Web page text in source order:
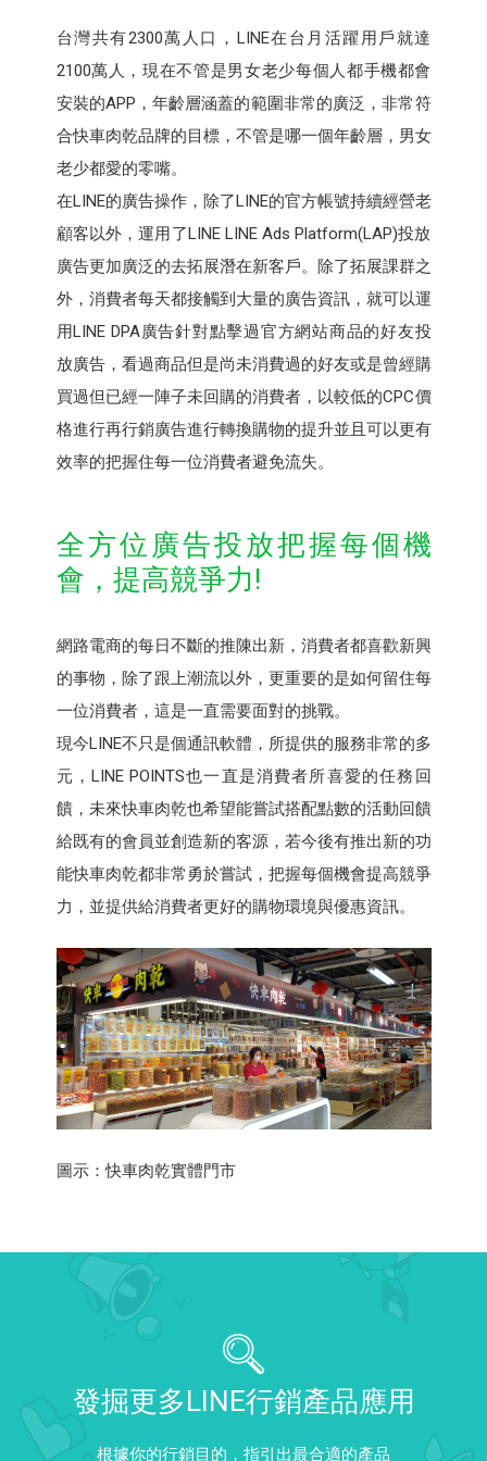
台灣共有2300萬人口，LINE在台月活躍用戶就達
2100萬人，現在不管是男女老少每個人都手機都會
安裝的APP，年齡層涵蓋的範圍非常的廣泛，非常符
合快車肉乾品牌的目標，不管是哪一個年齡層，男女
老少都愛的零嘴。
在LINE的廣告操作，除了LINE的官方帳號持續經營老
顧客以外，運用了LINE LINE Ads Platform(LAP)投放
廣告更加廣泛的去拓展潛在新客戶。除了拓展課群之
外，消費者每天都接觸到大量的廣告資訊，就可以運
用LINE DPA廣告針對點擊過官方網站商品的好友投
放廣告，看過商品但是尚未消費過的好友或是曾經購
買過但已經一陣子未回購的消費者，以較低的CPC價
格進行再行銷廣告進行轉換購物的提升並且可以更有
效率的把握住每一位消費者避免流失。
全方位廣告投放把握每個機
會，提高競爭力!
網路電商的每日不斷的推陳出新，消費者都喜歡新興
的事物，除了跟上潮流以外，更重要的是如何留住每
一位消費者，這是一直需要面對的挑戰。
現今LINE不只是個通訊軟體，所提供的服務非常的多
元，LINE POINTS也一直是消費者所喜愛的任務回
饋，未來快車肉乾也希望能嘗試搭配點數的活動回饋
給既有的會員並創造新的客源，若今後有推出新的功
能快車肉乾都非常勇於嘗試，把握每個機會提高競爭
力，並提供給消費者更好的購物環境與優惠資訊。
圖示：快車肉乾實體門市
發掘更多LINE行銷產品應用
根據你的行銷目的，指引出最合適的產品